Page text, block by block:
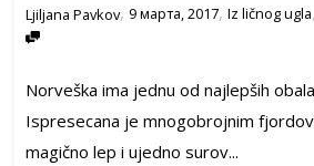
Ljiljana Pavkov, 9 марта, 2017, Iz ličnog ugla,
Norveška ima jednu od najlepših
Ispresecana je mnogobrojnim
magično lep i ujedno surov...